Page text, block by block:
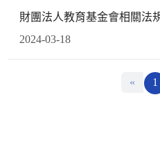
財團法人教育基金會相關法
2024-03-18
« 1